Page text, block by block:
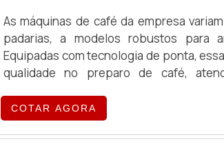
As máquinas de café da empresa
padarias, a modelos robustos para
Equipadas com tecnologia de ponta,
qualidade no preparo de café,
COTAR AGORA